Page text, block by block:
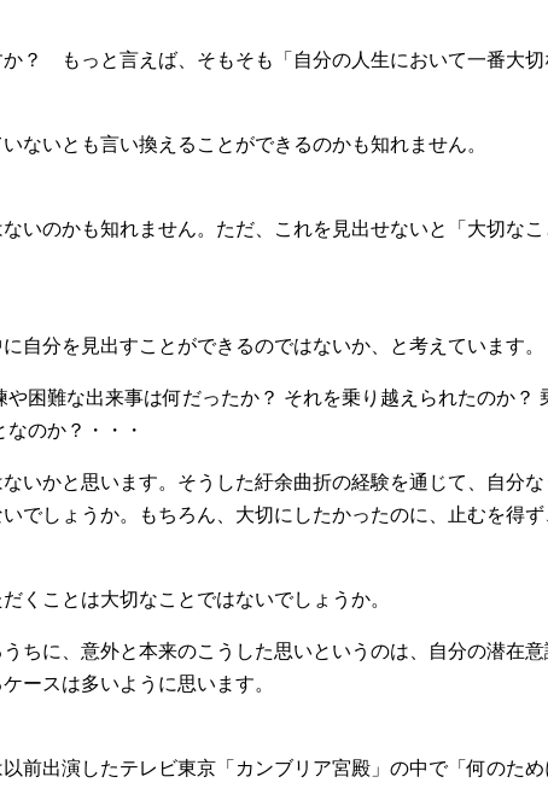
？ もっと言えば、そもそも「自分の人生において一番大切
ないとも言い換えることができるのかも知れません。
いのかも知れません。ただ、これを見出せないと「大切なこ
自分を見出すことができるのではないか、と考えています。
困難な出来事は何だったか？ それを乗り越えられたのか？
のか？・・・
いかと思います。そうした紆余曲折の経験を通じて、自分な
でしょうか。もちろん、大切にしたかったのに、止むを得ず
くことは大切なことではないでしょうか。
ちに、意外と本来のこうした思いというのは、自分の潜在意
ースは多いように思います。
前出演したテレビ東京「カンブリア宮殿」の中で「何のため